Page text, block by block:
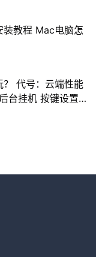
装教程 Mac电脑怎
？ 代号：云端性能
台挂机 按键设置